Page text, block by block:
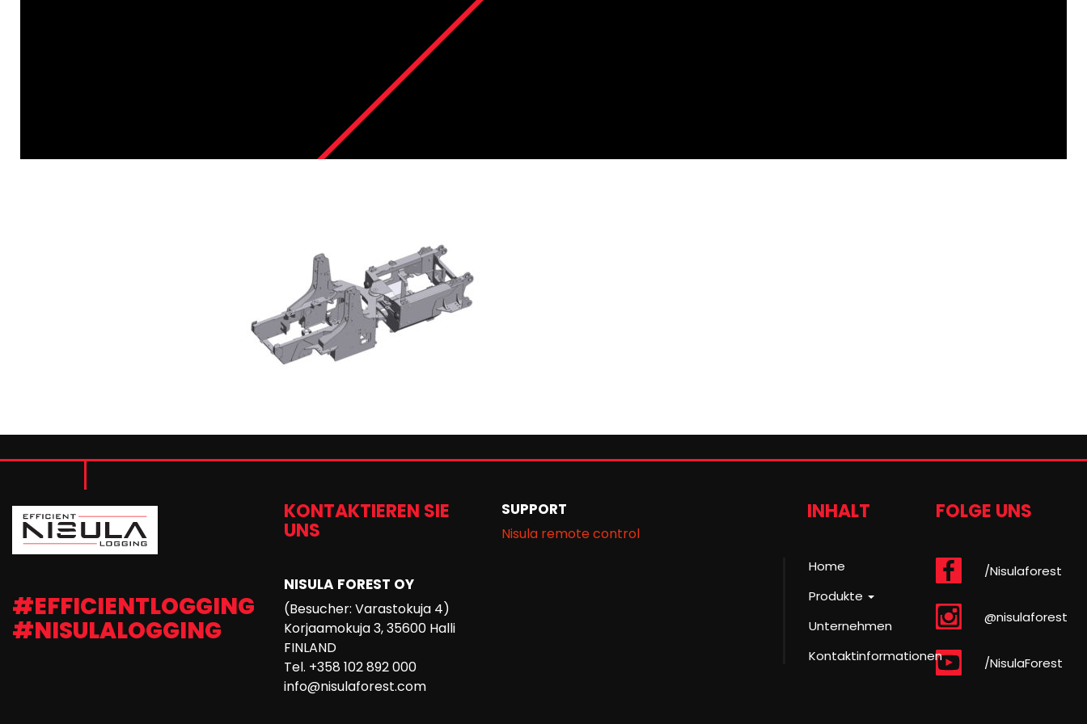
#EFFICIENTLOGGING
#NISULALOGGING
KONTAKTIEREN SIE
UNS
NISULA FOREST OY
(Besucher: Varastokuja 4)
Korjaamokuja 3, 35600 Halli
FINLAND
Tel. +358 102 892 000
info@nisulaforest.com
SUPPORT
Nisula remote control
INHALT
Home
Produkte
Unternehmen
Kontaktinformationen
FOLGE UNS
/Nisulaforest
@nisulaforest
/NisulaForest